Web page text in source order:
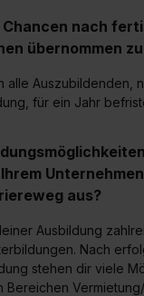
nach
übernommen
alle Auszubildenden,
für ein Jahr
aus?
Ausbildung
Nach
stehen dir viele